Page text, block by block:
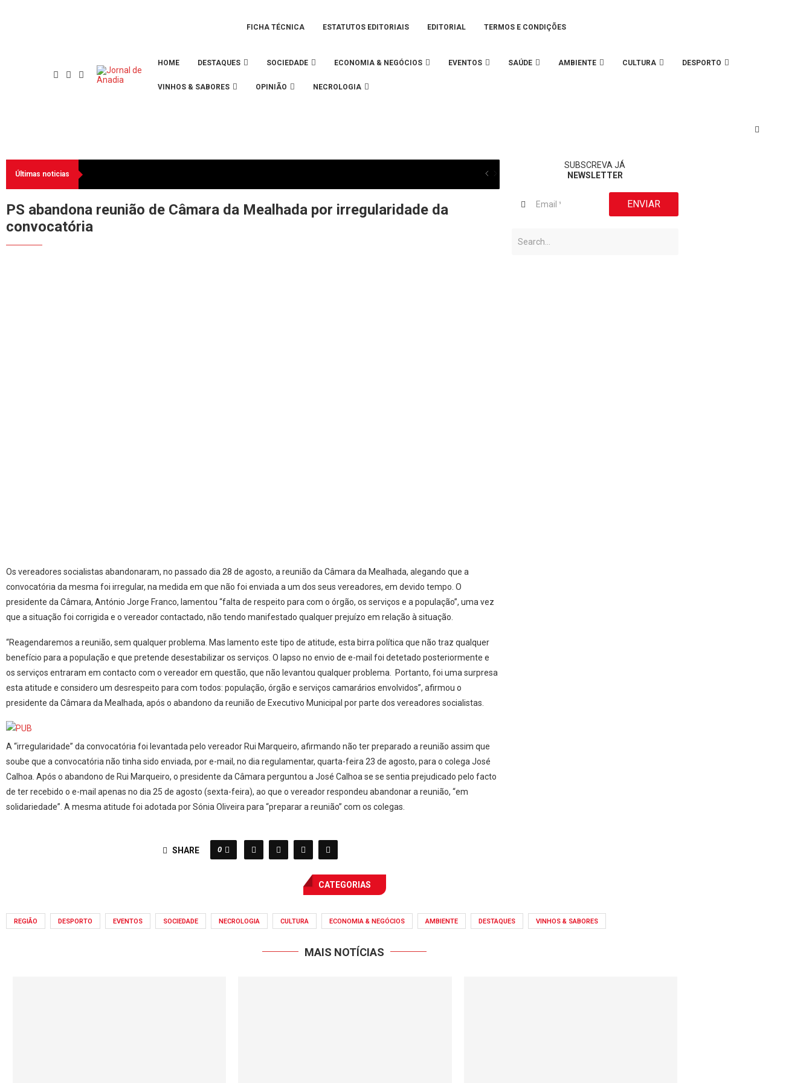
FICHA TÉCNICA ESTATUTOS EDITORIAIS EDITORIAL TERMOS E CONDIÇÕES
HOME DESTAQUES SOCIEDADE ECONOMIA & NEGÓCIOS EVENTOS SAÚDE AMBIENTE CULTURA DESPORTO
VINHOS & SABORES OPINIÃO NECROLOGIA
Últimas noticias
PS abandona reunião de Câmara da Mealhada por irregularidade da
convocatória
Os vereadores socialistas abandonaram, no passado dia 28 de agosto, a reunião da Câmara da Mealhada, alegando que a
convocatória da mesma foi irregular, na medida em que não foi enviada a um dos seus vereadores, em devido tempo. O
presidente da Câmara, António Jorge Franco, lamentou “falta de respeito para com o órgão, os serviços e a população”, uma vez
que a situação foi corrigida e o vereador contactado, não tendo manifestado qualquer prejuízo em relação à situação.
“Reagendaremos a reunião, sem qualquer problema. Mas lamento este tipo de atitude, esta birra política que não traz qualquer
benefício para a população e que pretende desestabilizar os serviços. O lapso no envio de e-mail foi detetado posteriormente e
os serviços entraram em contacto com o vereador em questão, que não levantou qualquer problema. Portanto, foi uma surpresa
esta atitude e considero um desrespeito para com todos: população, órgão e serviços camarários envolvidos”, afirmou o
presidente da Câmara da Mealhada, após o abandono da reunião de Executivo Municipal por parte dos vereadores socialistas.
A “irregularidade” da convocatória foi levantada pelo vereador Rui Marqueiro, afirmando não ter preparado a reunião assim que
soube que a convocatória não tinha sido enviada, por e-mail, no dia regulamentar, quarta-feira 23 de agosto, para o colega José
Calhoa. Após o abandono de Rui Marqueiro, o presidente da Câmara perguntou a José Calhoa se se sentia prejudicado pelo facto
de ter recebido o e-mail apenas no dia 25 de agosto (sexta-feira), ao que o vereador respondeu abandonar a reunião, “em
solidariedade”. A mesma atitude foi adotada por Sónia Oliveira para “preparar a reunião” com os colegas.
SHARE 0
SUBSCREVA JÁ
NEWSLETTER
ENVIAR
CATEGORIAS
REGIÃO DESPORTO EVENTOS SOCIEDADE NECROLOGIA CULTURA ECONOMIA & NEGÓCIOS AMBIENTE DESTAQUES VINHOS & SABORES
MAIS NOTÍCIAS